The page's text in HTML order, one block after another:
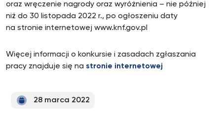
oraz wręczenie nagrody oraz wyróżnienia – nie później
niż do 30 listopada 2022 r., po ogłoszeniu daty
na stronie internetowej www.knf.gov.pl
Więcej informacji o konkursie i zasadach zgłaszania
pracy znajduje się na stronie internetowej
28 marca 2022